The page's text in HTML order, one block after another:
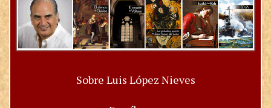
Sobre Luis López Nieves